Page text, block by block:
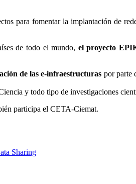
para fomentar la implantación de
de todo el mundo, el proyecto
de las e-infraestructuras por parte
y todo tipo de investigaciones
participa el CETA-Ciemat.
Sharing